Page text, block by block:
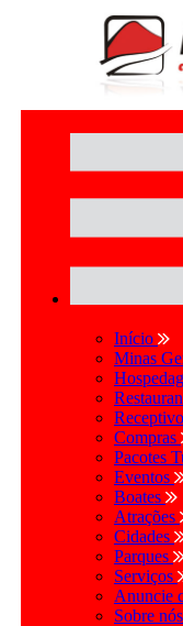
Início
Minas
Compras
Pacotes
Eventos
Boates
Atrações
Cidades
Parques
Serviços
Anuncie
Sobre nós